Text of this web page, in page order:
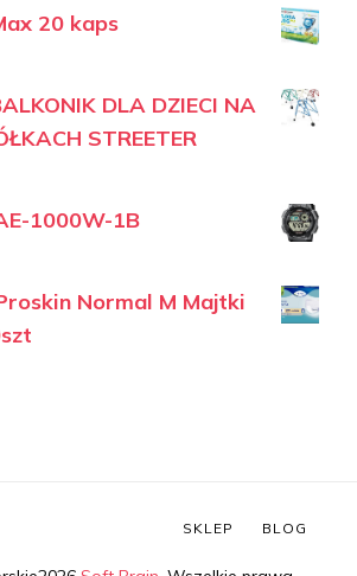
20 kaps
DLA DZIECI NA
STREETER
1000W-1B
Normal M Majtki
SKLEP BLOG